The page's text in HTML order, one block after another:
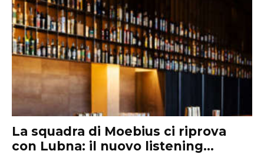
La squadra di Moebius ci riprova
con Lubna: il nuovo listening...